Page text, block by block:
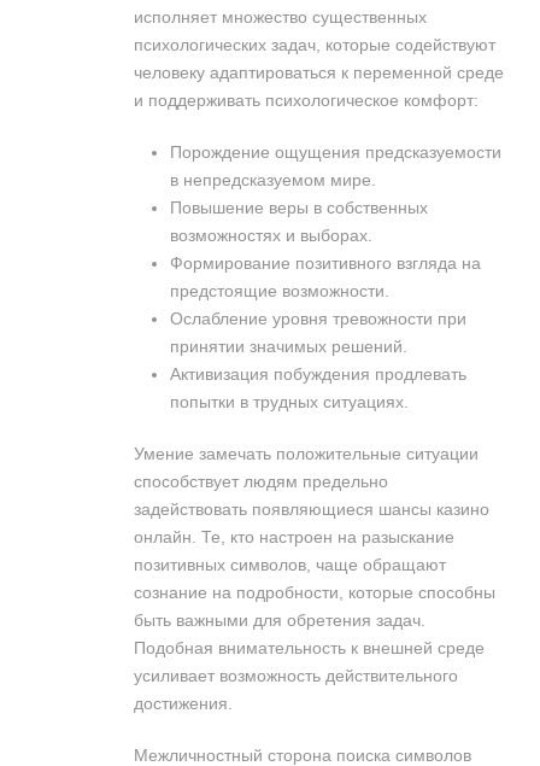
исполняет множество существенных
психологических задач, которые содействуют
человеку адаптироваться к переменной среде
и поддерживать психологическое комфорт:
Порождение ощущения предсказуемости
в непредсказуемом мире.
Повышение веры в собственных
возможностях и выборах.
Формирование позитивного взгляда на
предстоящие возможности.
Ослабление уровня тревожности при
принятии значимых решений.
Активизация побуждения продлевать
попытки в трудных ситуациях.
Умение замечать положительные ситуации
способствует людям предельно
задействовать появляющиеся шансы казино
онлайн. Те, кто настроен на разыскание
позитивных символов, чаще обращают
сознание на подробности, которые способны
быть важными для обретения задач.
Подобная внимательность к внешней среде
усиливает возможность действительного
достижения.
Межличностный сторона поиска символов